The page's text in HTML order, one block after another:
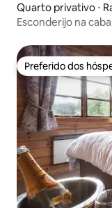
Quarto privativo ⋅
Esconderijo na
Preferido dos
Preferido dos